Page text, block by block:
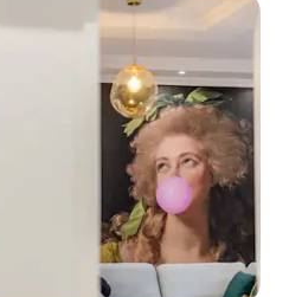
Alegerea oaspeților